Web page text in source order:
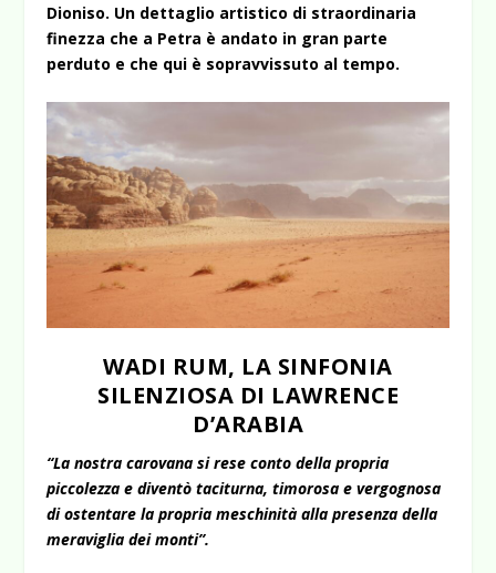
Dioniso. Un dettaglio artistico di straordinaria
finezza che a Petra è andato in gran parte
perduto e che qui è sopravvissuto al tempo.
WADI RUM, LA SINFONIA
SILENZIOSA DI LAWRENCE
D’ARABIA
“La nostra carovana si rese conto della propria
piccolezza e diventò taciturna, timorosa e vergognosa
di ostentare la propria meschinità alla presenza della
meraviglia dei monti”.